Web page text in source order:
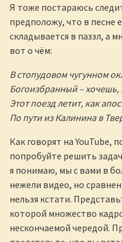
Я тоже постараюсь
предположу, что в песне
складывается в паззл, а
вот о чём:
В стопудовом чугунном
Богоизбранный – хочешь,
Этот поезд летит, как
По пути из Калинина в
Как говорят на YouTube,
попробуйте решить
я понимаю, мы с вами в
нежели видео, но
нельзя кстати.
которой множество
нескончаемой чередой.